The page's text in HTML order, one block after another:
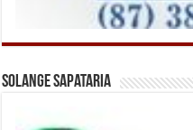
Solange Sapataria